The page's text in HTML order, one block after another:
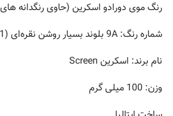
رنگ موی دورادو اسکرین (حاوی رنگدانه های طلای
شماره رنگ: 9A بلوند بسیار روشن نقره‌ای (9.01)
نام برند: اسکرین Screen
وزن: 100 میلی گرم